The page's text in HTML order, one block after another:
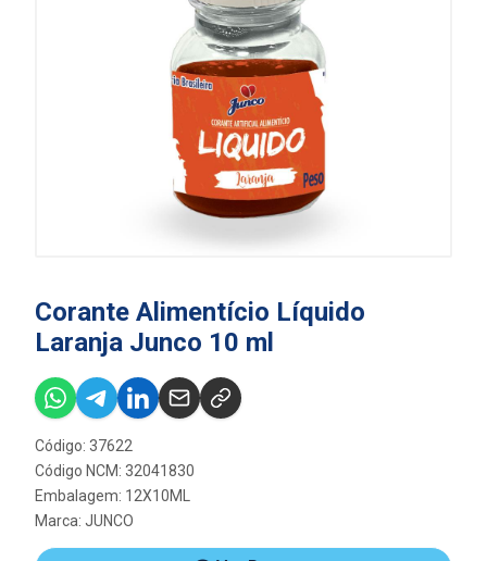
Corante Alimentício Líquido
Laranja Junco 10 ml
Código: 37622
Código NCM: 32041830
Embalagem: 12X10ML
Marca: JUNCO